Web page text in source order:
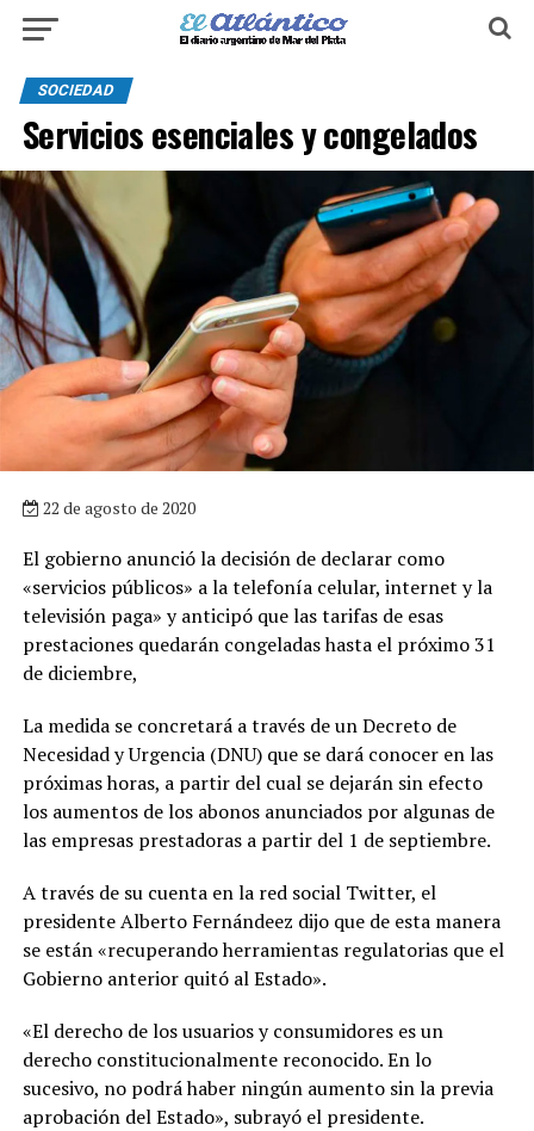
SOCIEDAD
Servicios esenciales y congelados
22 de agosto de 2020
El gobierno anunció la decisión de declarar como
«servicios públicos» a la telefonía celular, internet y la
televisión paga» y anticipó que las tarifas de esas
prestaciones quedarán congeladas hasta el próximo 31
de diciembre,
La medida se concretará a través de un Decreto de
Necesidad y Urgencia (DNU) que se dará conocer en las
próximas horas, a partir del cual se dejarán sin efecto
los aumentos de los abonos anunciados por algunas de
las empresas prestadoras a partir del 1 de septiembre.
A través de su cuenta en la red social Twitter, el
presidente Alberto Fernándeez dijo que de esta manera
se están «recuperando herramientas regulatorias que el
Gobierno anterior quitó al Estado».
«El derecho de los usuarios y consumidores es un
derecho constitucionalmente reconocido. En lo
sucesivo, no podrá haber ningún aumento sin la previa
aprobación del Estado», subrayó el presidente.